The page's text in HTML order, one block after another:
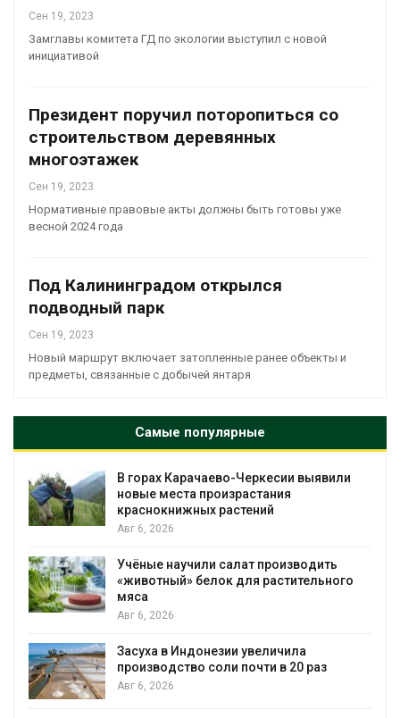
Сен 19, 2023
Замглавы комитета ГД по экологии выступил с новой
инициативой
Президент поручил поторопиться со
строительством деревянных
многоэтажек
Сен 19, 2023
Нормативные правовые акты должны быть готовы уже
весной 2024 года
Под Калининградом открылся
подводный парк
Сен 19, 2023
Новый маршрут включает затопленные ранее объекты и
предметы, связанные с добычей янтаря
Самые популярные
В горах Карачаево-Черкесии выявили
новые места произрастания
краснокнижных растений
Авг 6, 2026
Учёные научили салат производить
«животный» белок для растительного
мяса
Авг 6, 2026
Засуха в Индонезии увеличила
производство соли почти в 20 раз
Авг 6, 2026